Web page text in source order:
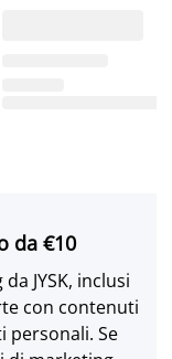
da €10
JYSK, inclusi
con contenuti
personali. Se